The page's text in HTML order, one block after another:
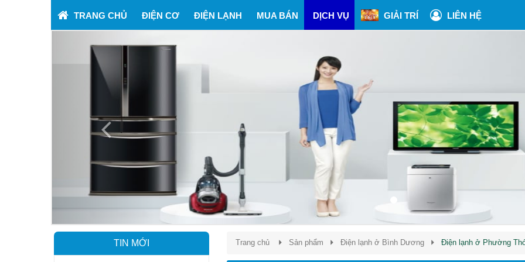
TRANG CHỦ ĐIỆN CƠ ĐIỆN LẠNH MUA BÁN DỊCH VỤ GIẢI TRÍ LIÊN HỆ
Trang chủ Sản phẩm Điện lạnh ở Bình Dương Điện lạnh ở Phường
TIN MỚI